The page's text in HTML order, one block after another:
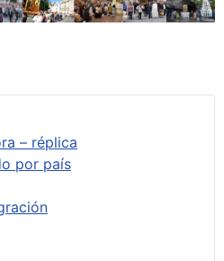
– réplica
por país